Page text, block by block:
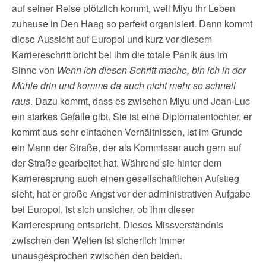
auf seiner Reise plötzlich kommt, weil Miyu ihr Leben
zuhause in Den Haag so perfekt organisiert. Dann kommt
diese Aussicht auf Europol und kurz vor diesem
Karriereschritt bricht bei ihm die totale Panik aus im
Sinne von Wenn ich diesen Schritt mache, bin ich in der
Mühle drin und komme da auch nicht mehr so schnell
raus. Dazu kommt, dass es zwischen Miyu und Jean-Luc
ein starkes Gefälle gibt. Sie ist eine Diplomatentochter, er
kommt aus sehr einfachen Verhältnissen, ist im Grunde
ein Mann der Straße, der als Kommissar auch gern auf
der Straße gearbeitet hat. Während sie hinter dem
Karrieresprung auch einen gesellschaftlichen Aufstieg
sieht, hat er große Angst vor der administrativen Aufgabe
bei Europol, ist sich unsicher, ob ihm dieser
Karrieresprung entspricht. Dieses Missverständnis
zwischen den Welten ist sicherlich immer
unausgesprochen zwischen den beiden.